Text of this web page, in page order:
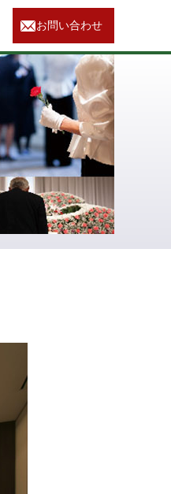
お問い合わせ